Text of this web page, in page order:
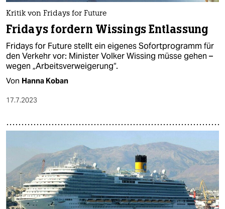
Kritik von Fridays for Future
Fridays fordern Wissings Entlassung
Fridays for Future stellt ein eigenes Sofortprogramm für
den Verkehr vor: Minister Volker Wissing müsse gehen –
wegen „Arbeitsverweigerung“.
Von Hanna Koban
17.7.2023